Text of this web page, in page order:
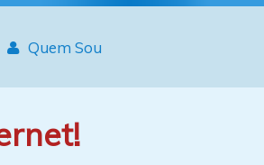
Quem Sou